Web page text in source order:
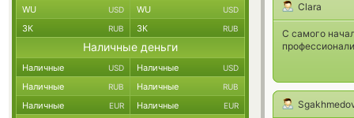
Clara
С самого
WU USD WU USD
ЗК RUB ЗК RUB
Наличные деньги
Наличные USD Наличные USD
Наличные RUB Наличные RUB
Наличные EUR Наличные EUR